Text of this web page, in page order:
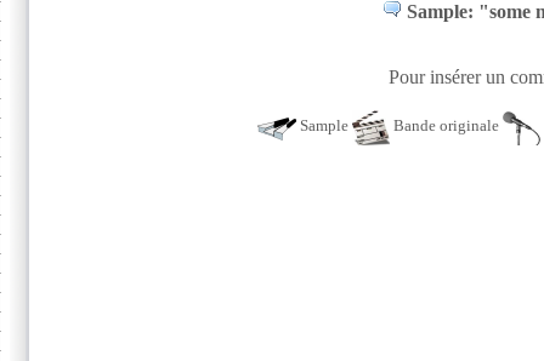
Sample: "some
Pour insérer un
Sample Bande originale